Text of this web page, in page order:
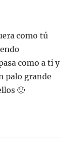
como tú
como a ti y
palo grande
🙂